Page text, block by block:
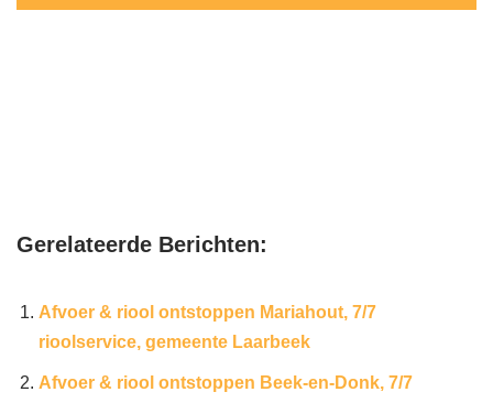
Gerelateerde Berichten:
Afvoer & riool ontstoppen Mariahout, 7/7
rioolservice, gemeente Laarbeek
Afvoer & riool ontstoppen Beek-en-Donk, 7/7